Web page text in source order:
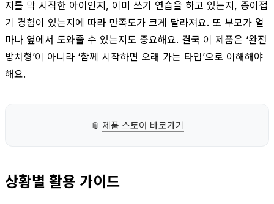
지를 막 시작한 아이인지, 이미 쓰기 연습을 하고 있는지, 종이접
기 경험이 있는지에 따라 만족도가 크게 달라져요. 또 부모가 얼
마나 옆에서 도와줄 수 있는지도 중요해요. 결국 이 제품은 ‘완전
방치형’이 아니라 ‘함께 시작하면 오래 가는 타입’으로 이해해야
해요.
📎 제품 스토어 바로가기
상황별 활용 가이드